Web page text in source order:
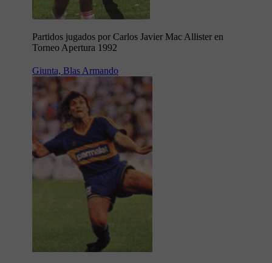
Partidos jugados por Carlos Javier Mac Allister en
Torneo Apertura 1992
Giunta, Blas Armando